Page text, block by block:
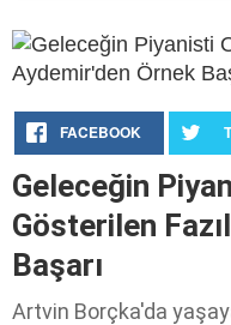
FACEBOOK
Geleceğin
Gösterilen
Başarı
Artvin Borçka'da